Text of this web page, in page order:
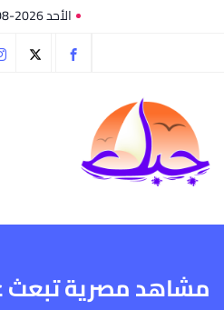
الأحد 2026-08-09
مشاهد مصرية تبعث